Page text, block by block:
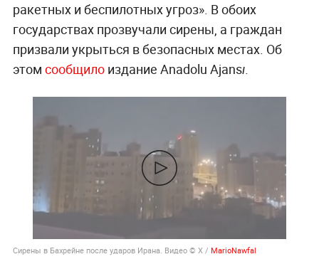
ракетных и беспилотных угроз». В обоих
государствах прозвучали сирены, а граждан
призвали укрыться в безопасных местах. Об
этом сообщило издание Anadolu Ajansı.
Сирены в Бахрейне после ударов Ирана. Видео © X / MarioNawfal